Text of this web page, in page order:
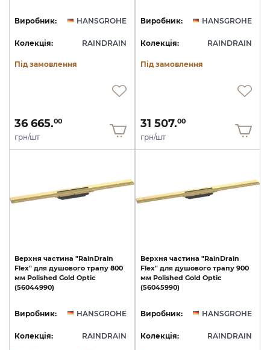
Виробник: HANSGROHE
Колекція: RAINDRAIN
Під замовлення
36 665.00
грн/шт
Виробник: HANSGROHE
Колекція: RAINDRAIN
Під замовлення
31 507.00
грн/шт
Верхня частина "RainDrain
Flex" для душового трапу 800
мм Polished Gold Optic
(56044990)
Виробник: HANSGROHE
Колекція: RAINDRAIN
Верхня частина "RainDrain
Flex" для душового трапу 900
мм Polished Gold Optic
(56045990)
Виробник: HANSGROHE
Колекція: RAINDRAIN